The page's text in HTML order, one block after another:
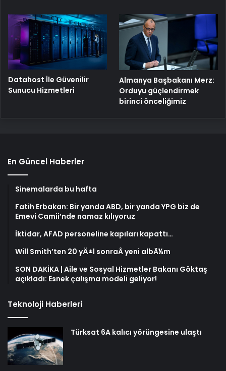
Datahost İle Güvenilir
Sunucu Hizmetleri
Almanya Başbakanı Merz:
Orduyu güçlendirmek
birinci önceliğimiz
En Güncel Haberler
Sinemalarda bu hafta
Fatih Erbakan: Bir yanda ABD, bir yanda YPG biz de
Emevi Camii’nde namaz kılıyoruz
İktidar, AFAD personeline kapıları kapattı…
Will Smith’ten 20 yÄ±l sonraÂ yeni albÃ¼m
SON DAKİKA | Aile ve Sosyal Hizmetler Bakanı Göktaş
açıkladı: Esnek çalışma modeli geliyor!
Teknoloji Haberleri
Türksat 6A kalıcı yörüngesine ulaştı